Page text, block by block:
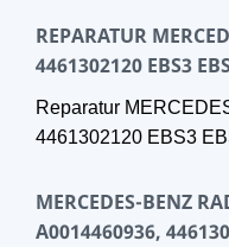
REPARATUR
4461302120 EBS3
Reparatur
4461302120 EBS3
MERCEDES-BENZ
A0014460936,